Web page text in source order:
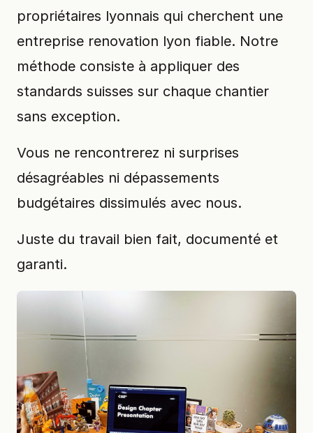
propriétaires lyonnais qui cherchent une
entreprise renovation lyon fiable. Notre
méthode consiste à appliquer des
standards suisses sur chaque chantier
sans exception.
Vous ne rencontrerez ni surprises
désagréables ni dépassements
budgétaires dissimulés avec nous.
Juste du travail bien fait, documenté et
garanti.